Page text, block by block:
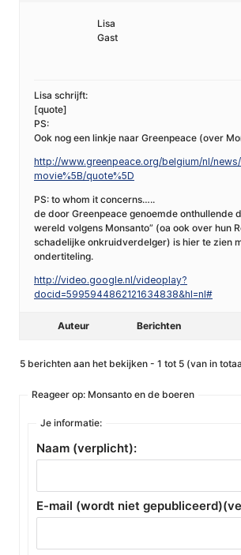
Lisa
Gast
Lisa schrijft:
[quote]
PS:
Ook nog een linkje naar Greenpeace (over
http://www.greenpeace.org/belgium/nl/
movie%5B/quote%5D
PS: to whom it concerns…..
de door Greenpeace genoemde onthullende
wereld volgens Monsanto” (oa ook over hun
schadelijke onkruidverdelger) is hier te zien
ondertiteling.
http://video.google.nl/videoplay?
docid=5995944862121634838&hl=nl#
Auteur Berichten
5 berichten aan het bekijken - 1 tot 5 (van in
Reageer op: Monsanto en de boeren
Je informatie:
Naam (verplicht):
E-mail (wordt niet